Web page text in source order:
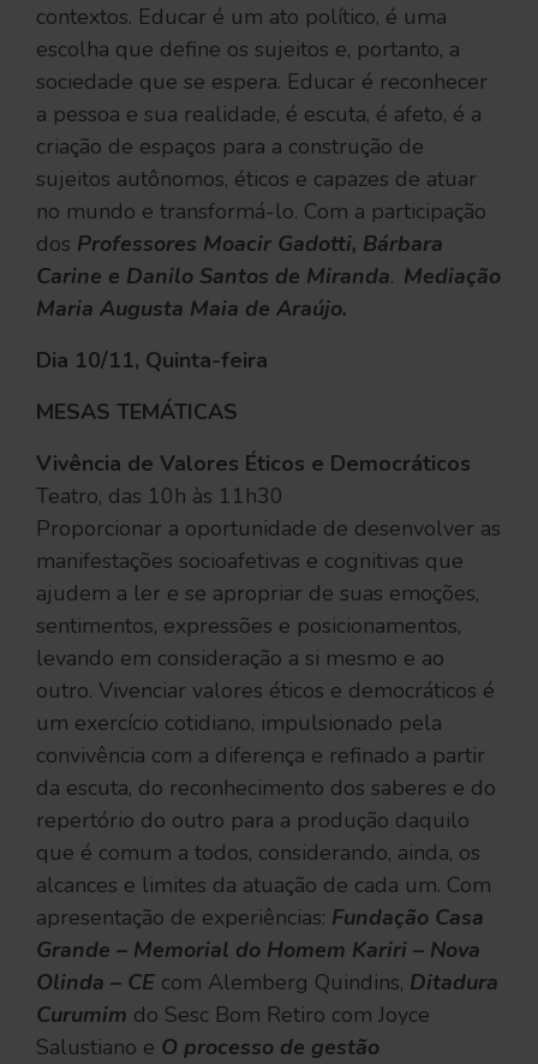
contextos. Educar é um ato político, é uma
escolha que define os sujeitos e, portanto, a
sociedade que se espera. Educar é reconhecer
a pessoa e sua realidade, é escuta, é afeto, é a
criação de espaços para a construção de
sujeitos autônomos, éticos e capazes de atuar
no mundo e transformá-lo. Com a participação
dos Professores Moacir Gadotti, Bárbara
Carine e Danilo Santos de Miranda. Mediação
Maria Augusta Maia de Araújo.
Dia 10/11, Quinta-feira
MESAS TEMÁTICAS
Vivência de Valores Éticos e Democráticos
Teatro, das 10h às 11h30
Proporcionar a oportunidade de desenvolver as
manifestações socioafetivas e cognitivas que
ajudem a ler e se apropriar de suas emoções,
sentimentos, expressões e posicionamentos,
levando em consideração a si mesmo e ao
outro. Vivenciar valores éticos e democráticos é
um exercício cotidiano, impulsionado pela
convivência com a diferença e refinado a partir
da escuta, do reconhecimento dos saberes e do
repertório do outro para a produção daquilo
que é comum a todos, considerando, ainda, os
alcances e limites da atuação de cada um. Com
apresentação de experiências: Fundação Casa
Grande – Memorial do Homem Kariri – Nova
Olinda – CE com Alemberg Quindins, Ditadura
Curumim do Sesc Bom Retiro com Joyce
Salustiano e O processo de gestão